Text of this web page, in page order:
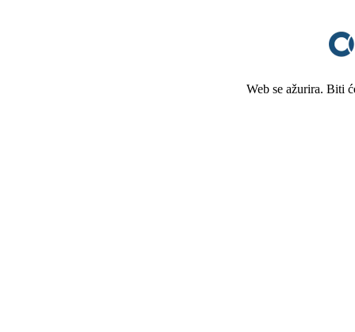
Web se ažurira. Biti